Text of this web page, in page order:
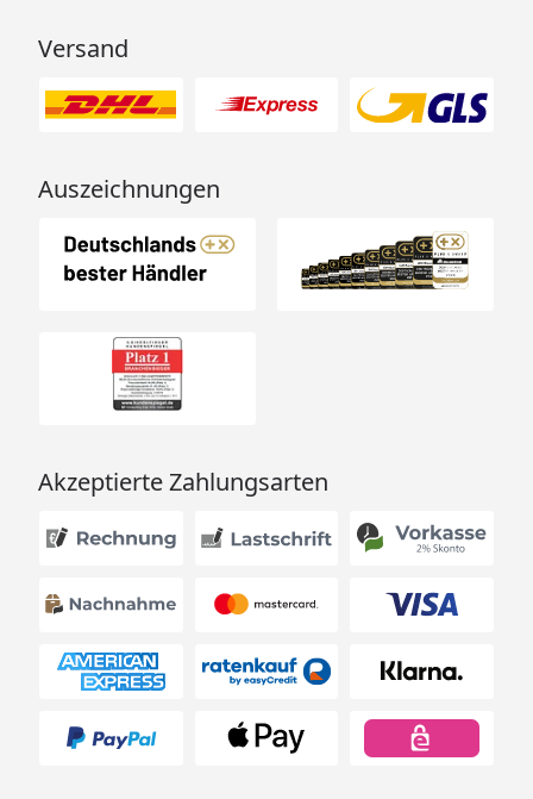
Versand
Auszeichnungen
Akzeptierte Zahlungsarten